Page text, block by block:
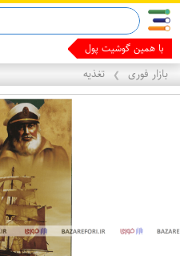
با همین گوشیت پول دربیا
بازار فوری ❯ تغذیه